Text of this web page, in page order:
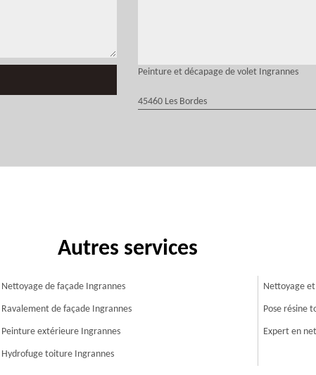
Peinture et décapage de volet Ingrannes
45460 Les Bordes
Autres services
Nettoyage de façade Ingrannes
Ravalement de façade Ingrannes
Peinture extérieure Ingrannes
Hydrofuge toiture Ingrannes
Nettoyage
Pose résine
Expert en